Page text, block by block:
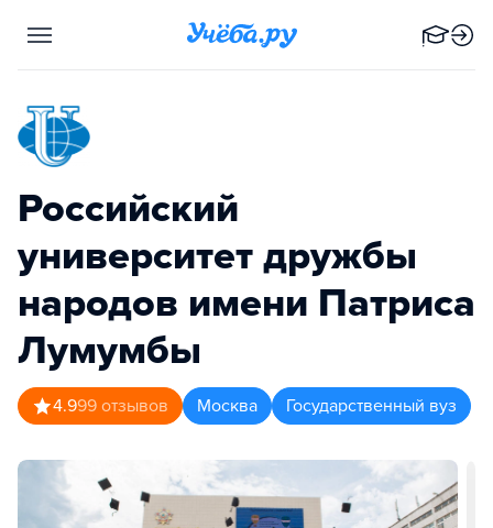
Российский
университет дружбы
народов имени Патриса
Лумумбы
4.999 отзывов Москва Государственный вуз